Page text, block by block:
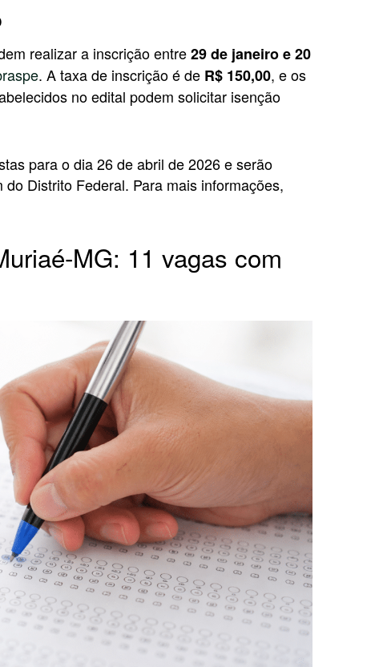
realizar a inscrição entre29 de janeiro e 20
. A taxa de inscrição é de R$ 150,00, e os
no edital podem solicitar isenção
para o dia 26 de abril de 2026 e serão
Distrito Federal. Para mais informações,
MG: 11 vagas com